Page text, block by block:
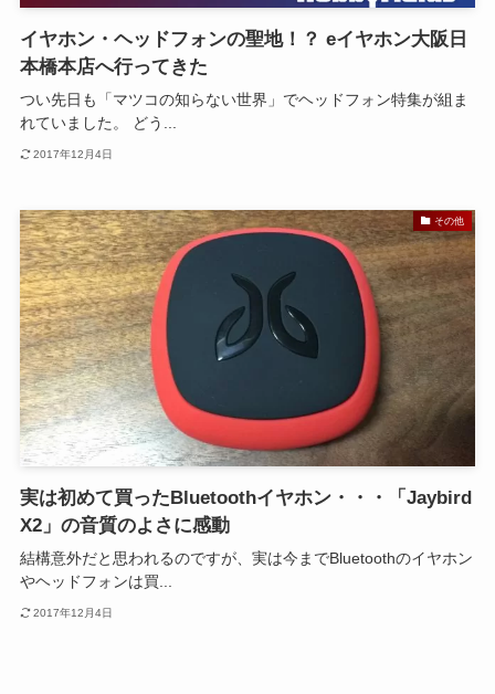
イヤホン・ヘッドフォンの聖地！？ eイヤホン大阪日
本橋本店へ行ってきた
つい先日も「マツコの知らない世界」でヘッドフォン特集が組ま
れていました。 どう...
2017年12月4日
その他
実は初めて買ったBluetoothイヤホン・・・「Jaybird
X2」の音質のよさに感動
結構意外だと思われるのですが、実は今までBluetoothのイヤホン
やヘッドフォンは買...
2017年12月4日